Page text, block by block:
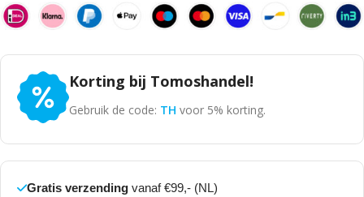
Korting bij Tomoshandel!
Gebruik de code: TH voor 5% korting.
Gratis verzending vanaf €99,- (NL)